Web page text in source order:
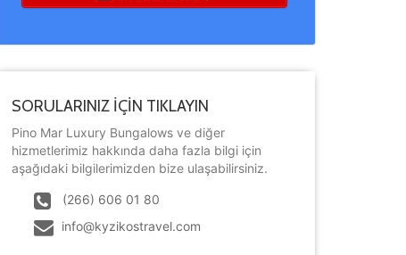
SORULARINIZ İÇİN TIKLAYIN
Pino Mar Luxury Bungalows ve diğer
hizmetlerimiz hakkında daha fazla bilgi için
aşağıdaki bilgilerimizden bize ulaşabilirsiniz.
(266) 606 01 80
info@kyzikostravel.com